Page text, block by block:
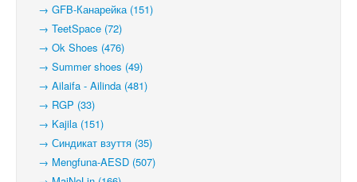
→ GFB-Канарейка (151)
→ TeetSpace (72)
→ Ok Shoes (476)
→ Summer shoes (49)
→ Ailaifa - Ailinda (481)
→ RGP (33)
→ Kajila (151)
→ Синдикат взуття (35)
→ Mengfuna-AESD (507)